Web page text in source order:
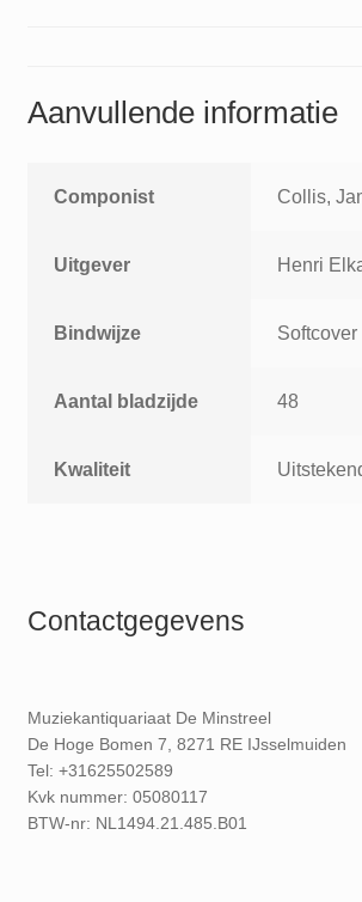
Aanvullende informatie
Componist Collis,
Uitgever Henri
Bindwijze Softcover
Aantal bladzijde 48
Kwaliteit
Contactgegevens
Muziekantiquariaat De Minstreel
De Hoge Bomen 7, 8271 RE IJsselmuiden
Tel: +31625502589
Kvk nummer: 05080117
BTW-nr: NL1494.21.485.B01